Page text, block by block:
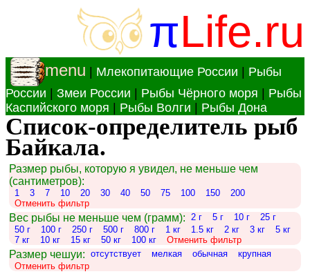
πLife.ru
menu Млекопитающие России
Рыбы
России
Змеи России Рыбы Чёрного моря
Рыбы
Каспийского моря
Рыбы Волги Рыбы Дона
Список-определитель рыб
Байкала.
Размер рыбы, которую я увидел, не меньше чем
(сантиметров):
1 3 7 10 20 30 40 50 75 100 150
200
Отменить фильтр
Вес рыбы не меньше чем (грамм): 2 г 5 г 10 г
25 г
50 г
100 г 250 г 500 г 800 г 1 кг 1.5 кг 2 кг 3 кг
5 кг
7 кг
10 кг 15 кг 50 кг 100 кг Отменить фильтр
Размер чешуи: отсутствует мелкая обычная
крупная
Отменить фильтр